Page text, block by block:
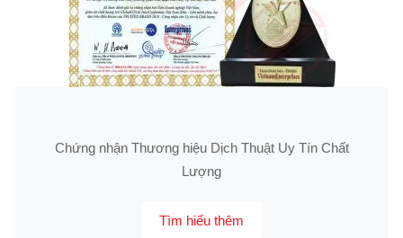
Chứng nhận Thương hiệu Dịch Thuật Uy Tín Chất
Lượng
Tìm hiểu thêm